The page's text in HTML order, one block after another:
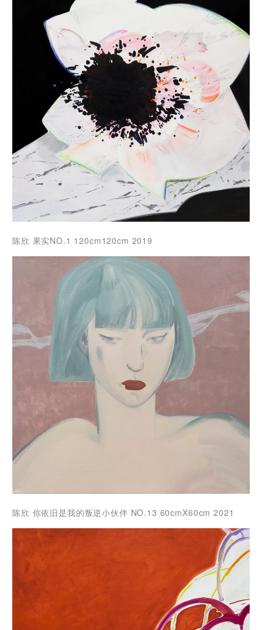
陈欣 果实NO.1 120cm120cm 2019
陈欣 你依旧是我的叛逆小伙伴 NO.13 60cmX60cm 2021